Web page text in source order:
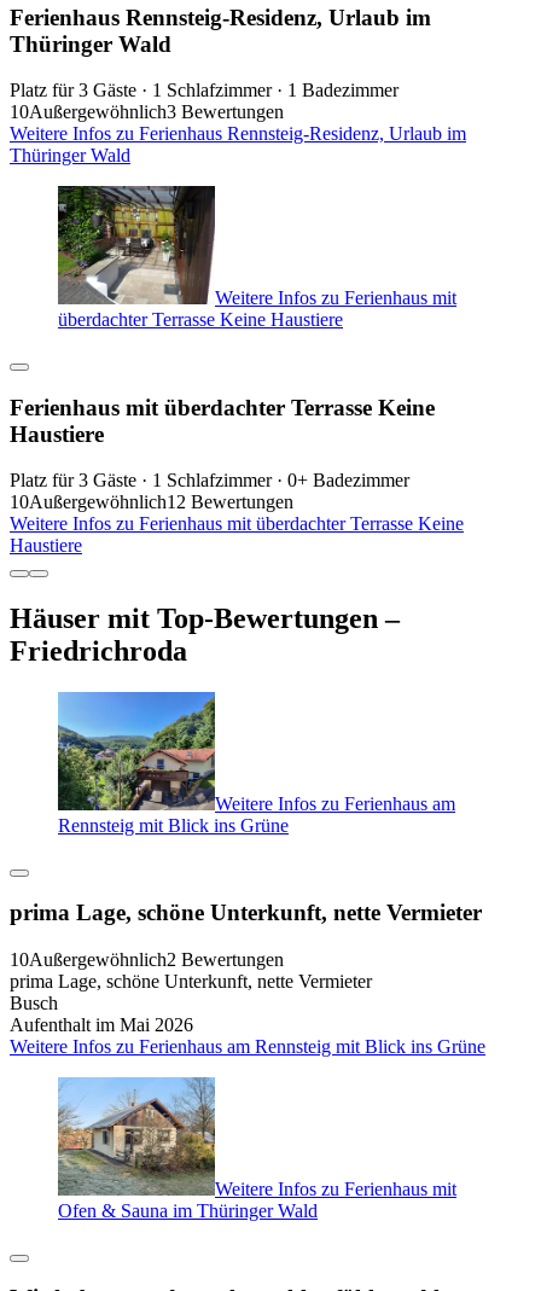
Ferienhaus Rennsteig-Residenz, Urlaub im
Thüringer Wald
Platz für 3 Gäste · 1 Schlafzimmer · 1 Badezimmer
10Außergewöhnlich3 Bewertungen
Weitere Infos zu Ferienhaus Rennsteig-Residenz, Urlaub im
Thüringer Wald
Weitere Infos zu Ferienhaus mit
überdachter Terrasse Keine Haustiere
Ferienhaus mit überdachter Terrasse Keine
Haustiere
Platz für 3 Gäste · 1 Schlafzimmer · 0+ Badezimmer
10Außergewöhnlich12 Bewertungen
Weitere Infos zu Ferienhaus mit überdachter Terrasse Keine
Haustiere
Häuser mit Top-Bewertungen –
Friedrichroda
Weitere Infos zu Ferienhaus am
Rennsteig mit Blick ins Grüne
prima Lage, schöne Unterkunft, nette Vermieter
10Außergewöhnlich2 Bewertungen
prima Lage, schöne Unterkunft, nette Vermieter
Busch
Aufenthalt im Mai 2026
Weitere Infos zu Ferienhaus am Rennsteig mit Blick ins Grüne
Weitere Infos zu Ferienhaus mit
Ofen & Sauna im Thüringer Wald